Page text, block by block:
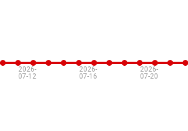
2026-
07-12
2026-
07-16
2026-
07-20